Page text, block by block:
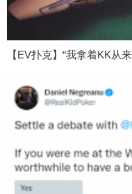
【EV扑克】“我拿着KK从